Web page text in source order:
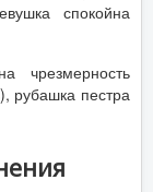
спокойна
чрезмерность
рубашка пестра